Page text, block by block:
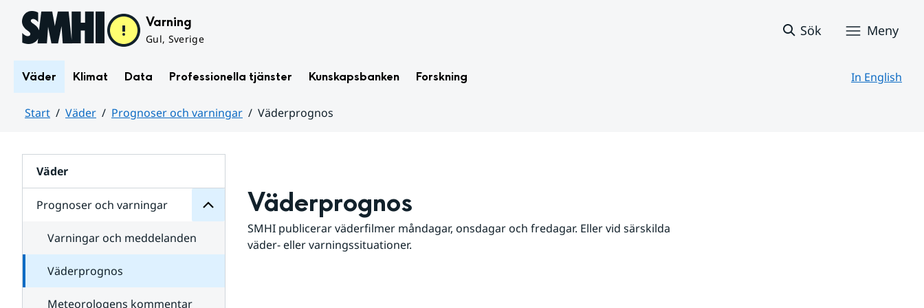
Hoppa till sidans innehåll Varning
Gul, Sverige
Sök Meny
Väder Klimat Data Professionella tjänster Kunskapsbanken Forskning In English
Start Väder Prognoser och varningar
Väderprognos
Väder
Prognoser och varningar
för
varningar
Varningar och meddelanden
Väderprognos
Meteorologens kommentar
Väderprognos
SMHI publicerar väderfilmer måndagar, onsdagar och fredagar. Eller vid särskilda
väder- eller varningssituationer.